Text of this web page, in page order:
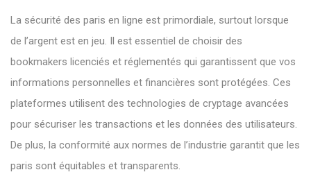
La sécurité des paris en ligne est primordiale, surtout lorsque
de l’argent est en jeu. Il est essentiel de choisir des
bookmakers licenciés et réglementés qui garantissent que vos
informations personnelles et financières sont protégées. Ces
plateformes utilisent des technologies de cryptage avancées
pour sécuriser les transactions et les données des utilisateurs.
De plus, la conformité aux normes de l’industrie garantit que les
paris sont équitables et transparents.